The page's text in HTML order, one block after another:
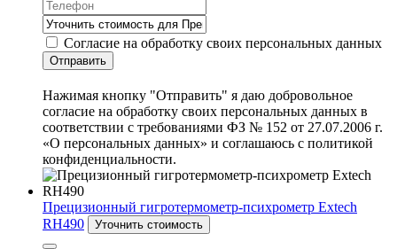
Согласие на обработку своих персональных данных
Отправить
Нажимая кнопку "Отправить" я даю добровольное
согласие на обработку своих персональных данных в
соответствии с требованиями ФЗ № 152 от 27.07.2006 г.
«О персональных данных» и соглашаюсь с политикой
конфиденциальности.
Прецизионный гигротермометр-психрометр Extech
RH490
Уточнить стоимость